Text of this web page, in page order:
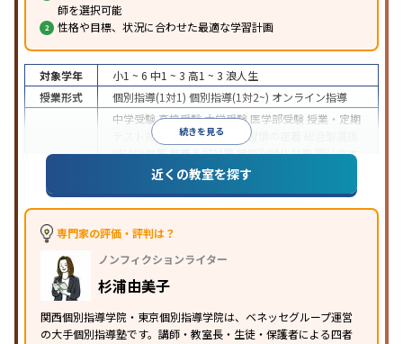
師を選択可能
性格や目標、状況に合わせた最適な学習計画
続きを見る
対象学年 小1 ~ 6 中1 ~ 3 高1 ~ 3 浪人生
授業形式
個別指導(1対1) 個別指導(1対2~) オンライン指導
中学受験高校受験大学受験 医学部受験 授業・定期
テスト対策
内申点対策 学習習慣の定着
(旧AO)対策推薦入試対策学校別特化対策国公立大
私大対策共通テスト対策
その他科目別特化
対策
中高一貫校生に対応
校生に対応 オンライン対応
節講習のみの受講可発達障害の子どもに対応
室あり
近くの教室を探す
専門家の評価・評判は？
ノンフィクションライター
杉浦由美子
関西個別指導学院・東京個別指導学院は、ベネッセグループ運営
の大手個別指導塾です。講師・教室長・生徒・保護者による四者